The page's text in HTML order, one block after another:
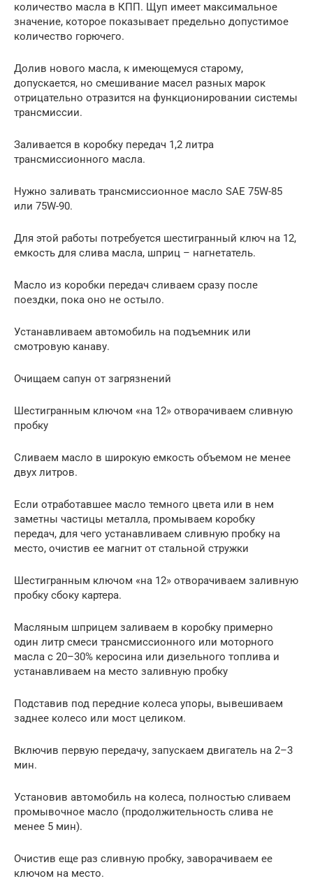
количество масла в КПП. Щуп имеет максимальное
значение, которое показывает предельно допустимое
количество горючего.
Долив нового масла, к имеющемуся старому,
допускается, но смешивание масел разных марок
отрицательно отразится на функционировании системы
трансмиссии.
Заливается в коробку передач 1,2 литра
трансмиссионного масла.
Нужно заливать трансмиссионное масло SAE 75W-85
или 75W-90.
Для этой работы потребуется шестигранный ключ на 12,
емкость для слива масла, шприц – нагнетатель.
Масло из коробки передач сливаем сразу после
поездки, пока оно не остыло.
Устанавливаем автомобиль на подъемник или
смотровую канаву.
Очищаем сапун от загрязнений
Шестигранным ключом «на 12» отворачиваем сливную
пробку
Сливаем масло в широкую емкость объемом не менее
двух литров.
Если отработавшее масло темного цвета или в нем
заметны частицы металла, промываем коробку
передач, для чего устанавливаем сливную пробку на
место, очистив ее магнит от стальной стружки
Шестигранным ключом «на 12» отворачиваем заливную
пробку сбоку картера.
Масляным шприцем заливаем в коробку примерно
один литр смеси трансмиссионного или моторного
масла с 20–30% керосина или дизельного топлива и
устанавливаем на место заливную пробку
Подставив под передние колеса упоры, вывешиваем
заднее колесо или мост целиком.
Включив первую передачу, запускаем двигатель на 2–3
мин.
Установив автомобиль на колеса, полностью сливаем
промывочное масло (продолжительность слива не
менее 5 мин).
Очистив еще раз сливную пробку, заворачиваем ее
ключом на место.